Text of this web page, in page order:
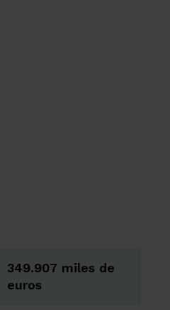
349.907 miles de
euros